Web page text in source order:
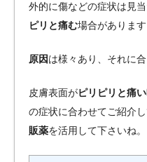
外的に傷などの症状は見
ピリと痛む場合があります
原因は様々あり、それに
皮膚表面がピリピリと痛い
の症状に合わせてご紹介し
販薬を活用して下さいね。